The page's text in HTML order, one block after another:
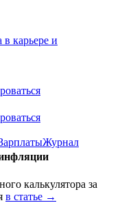
карьере и
Журнал
калькулятора за
в статье →